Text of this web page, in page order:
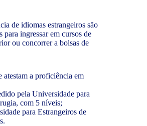
de idiomas estrangeiros são
para ingressar em cursos de
ou concorrer a bolsas de
atestam a proficiência em
pela Universidade para
com 5 níveis;
para Estrangeiros de